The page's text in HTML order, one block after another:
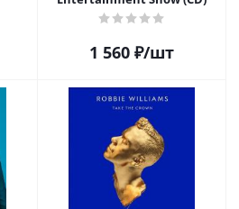
1 560 ₽/шт